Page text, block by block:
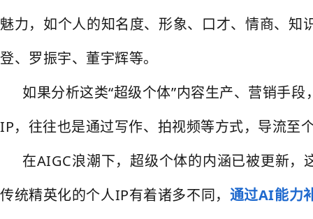
魅力，如个人的知名度、形象、口才、情商、
登、罗振宇、董宇辉等。
如果分析这类“超级个体”内容生产、营销手
IP，往往也是通过写作、拍视频等方式，导流至
在AIGC浪潮下，超级个体的内涵已被更新
传统精英化的个人IP有着诸多不同， 通过AI能力